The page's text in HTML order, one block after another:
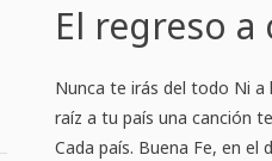
El regreso a
Nunca te irás del todo Ni
raíz a tu país una canción
Cada país. Buena Fe, en el